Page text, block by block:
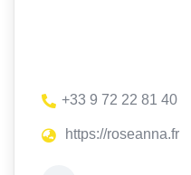
+33 9 72 22 81 40
https://roseanna.fr